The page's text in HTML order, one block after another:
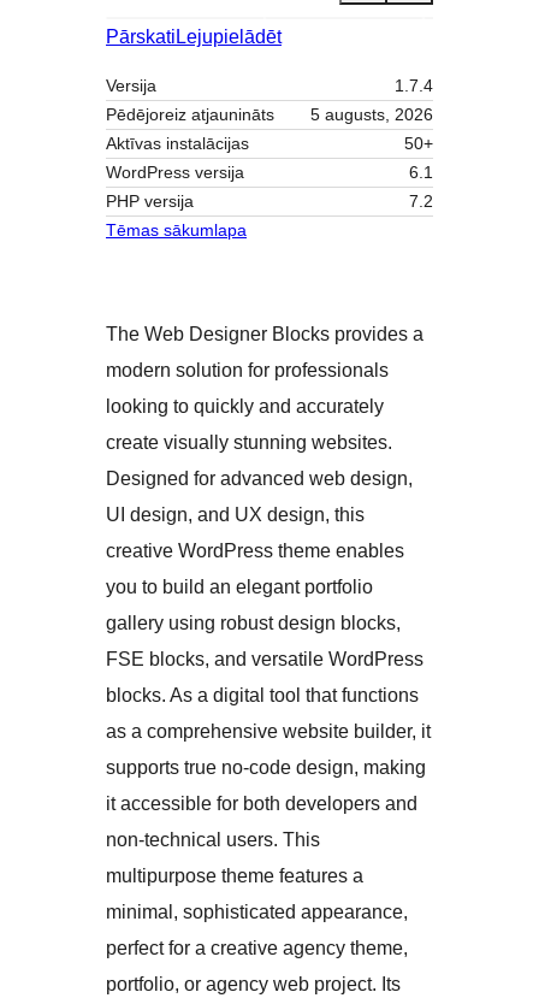
Pārskati Lejupielādēt
Versija
1.7.4
Pēdējoreiz atjaunināts
5 augusts, 2026
Aktīvas instalācijas
50+
WordPress versija
6.1
PHP versija
7.2
Tēmas sākumlapa
The Web Designer Blocks provides a
modern solution for professionals
looking to quickly and accurately
create visually stunning websites.
Designed for advanced web design,
UI design, and UX design, this
creative WordPress theme enables
you to build an elegant portfolio
gallery using robust design blocks,
FSE blocks, and versatile WordPress
blocks. As a digital tool that functions
as a comprehensive website builder, it
supports true no-code design, making
it accessible for both developers and
non-technical users. This
multipurpose theme features a
minimal, sophisticated appearance,
perfect for a creative agency theme,
portfolio, or agency web project. Its